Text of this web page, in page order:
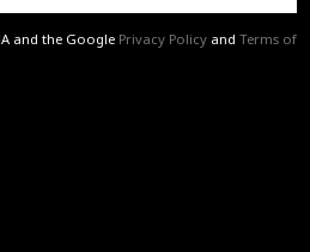
and the Google Privacy Policy and Terms of
és stílustippjeinket!